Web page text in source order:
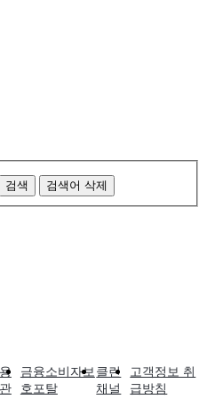
검색 검색어 삭제
금융소비자보
호포탈
클린
채널
고객정보 취
급방침